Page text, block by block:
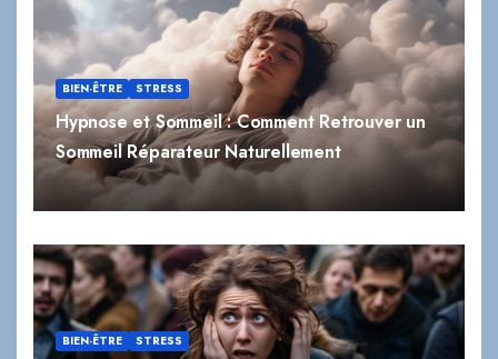
BIEN-ÊTRE STRESS
Hypnose et Sommeil : Comment Retrouver un
Sommeil Réparateur Naturellement
BIEN-ÊTRE STRESS